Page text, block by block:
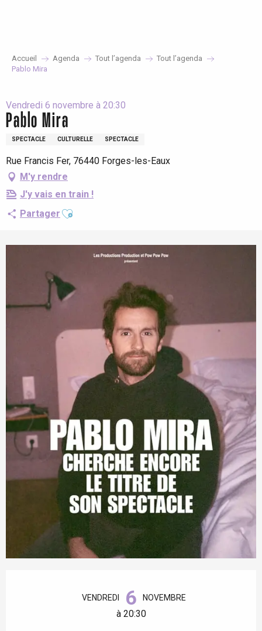
Accueil Agenda Tout l’agenda
Tout l’agenda
Pablo Mira
Vendredi 6 novembre à 20:30
Pablo Mira
SPECTACLE CULTURELLE SPECTACLE
Rue Francis Fer, 76440 Forges-les-Eaux
M'y rendre
J'y vais en train !
Partager Ajouter aux favoris
VENDREDI 6 NOVEMBRE
à 20:30